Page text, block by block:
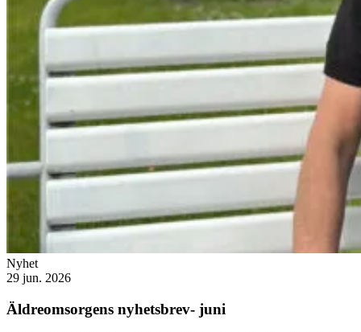
Nyhet
29 jun. 2026
Äldreomsorgens nyhetsbrev- juni